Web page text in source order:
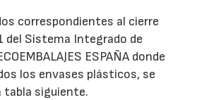
correspondientes al cierre
del Sistema Integrado de
ESPAÑA donde
los envases plásticos, se
tabla siguiente.